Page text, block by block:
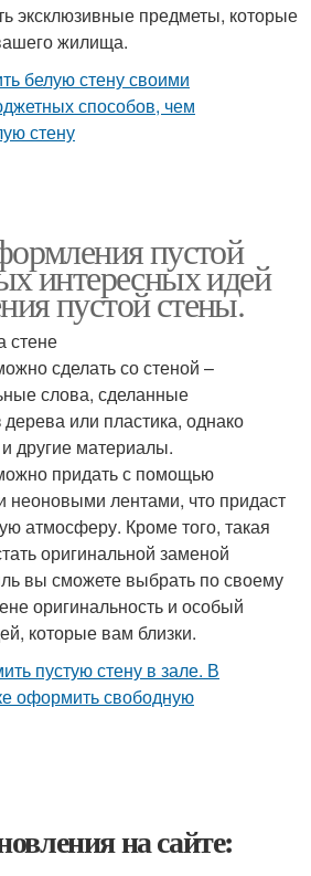
эксклюзивные предметы, которые
жилища.
пустой
интересных идей
пустой стены.
стене
сделать со стеной –
слова, сделанные
или пластика, однако
другие материалы.
придать с помощью
неоновыми лентами, что придаст
атмосферу. Кроме того, такая
оригинальной заменой
вы сможете выбрать по своему
оригинальность и особый
которые вам близки.
на сайте: